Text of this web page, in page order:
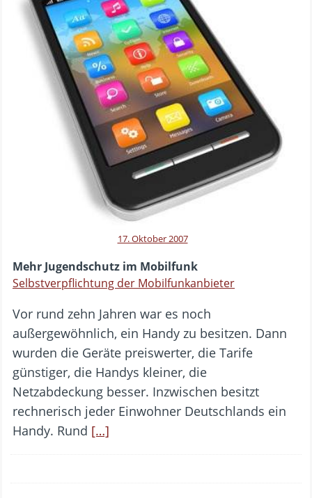
17. Oktober 2007
Mehr Jugendschutz im Mobilfunk
Selbstverpflichtung der Mobilfunkanbieter
Vor rund zehn Jahren war es noch
außergewöhnlich, ein Handy zu besitzen. Dann
wurden die Geräte preiswerter, die Tarife
günstiger, die Handys kleiner, die
Netzabdeckung besser. Inzwischen besitzt
rechnerisch jeder Einwohner Deutschlands ein
Handy. Rund […]